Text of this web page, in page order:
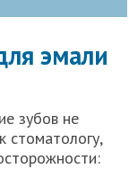
эмали
зубов не
стоматологу,